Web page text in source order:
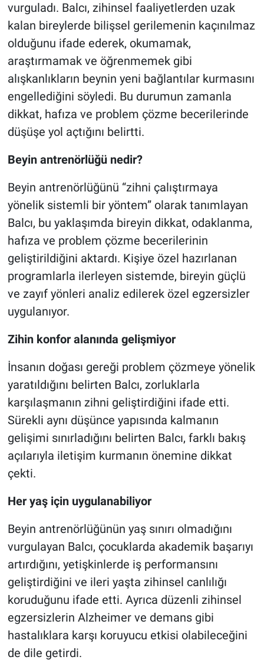
vurguladı. Balcı, zihinsel faaliyetlerden uzak
kalan bireylerde bilişsel gerilemenin kaçınılmaz
olduğunu ifade ederek, okumamak,
araştırmamak ve öğrenmemek gibi
alışkanlıkların beynin yeni bağlantılar kurmasını
engellediğini söyledi. Bu durumun zamanla
dikkat, hafıza ve problem çözme becerilerinde
düşüşe yol açtığını belirtti.
Beyin antrenörlüğü nedir?
Beyin antrenörlüğünü “zihni çalıştırmaya
yönelik sistemli bir yöntem” olarak tanımlayan
Balcı, bu yaklaşımda bireyin dikkat, odaklanma,
hafıza ve problem çözme becerilerinin
geliştirildiğini aktardı. Kişiye özel hazırlanan
programlarla ilerleyen sistemde, bireyin güçlü
ve zayıf yönleri analiz edilerek özel egzersizler
uygulanıyor.
Zihin konfor alanında gelişmiyor
İnsanın doğası gereği problem çözmeye yönelik
yaratıldığını belirten Balcı, zorluklarla
karşılaşmanın zihni geliştirdiğini ifade etti.
Sürekli aynı düşünce yapısında kalmanın
gelişimi sınırladığını belirten Balcı, farklı bakış
açılarıyla iletişim kurmanın önemine dikkat
çekti.
Her yaş için uygulanabiliyor
Beyin antrenörlüğünün yaş sınırı olmadığını
vurgulayan Balcı, çocuklarda akademik başarıyı
artırdığını, yetişkinlerde iş performansını
geliştirdiğini ve ileri yaşta zihinsel canlılığı
koruduğunu ifade etti. Ayrıca düzenli zihinsel
egzersizlerin Alzheimer ve demans gibi
hastalıklara karşı koruyucu etkisi olabileceğini
de dile getirdi.